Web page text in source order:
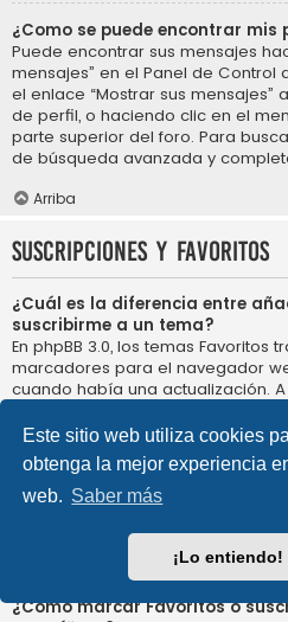
Este sitio web utiliza cookies
obtenga la mejor experiencia
web. Saber más
¡Lo entiendo!
¿Como se puede encontrar mis
Puede encontrar sus mensajes
mensajes” en el Panel de Control
el enlace “Mostrar sus
de perfil, o haciendo clic en el
parte superior del foro. Para
de búsqueda avanzada y
Arriba
Suscripciones y Favoritos
¿Cuál es la diferencia entre
suscribirme a un tema?
En phpBB 3.0, los temas Favoritos
marcadores para el navegador
cuando había una actualización. A
Favoritos son más como
notificado cuando un tema
sin embargo, se le avisará de
tema, o foro en el propio foro.
para los Favoritos y las
el Panel de Control de Usuario, en
¿Cómo marcar Favoritos o